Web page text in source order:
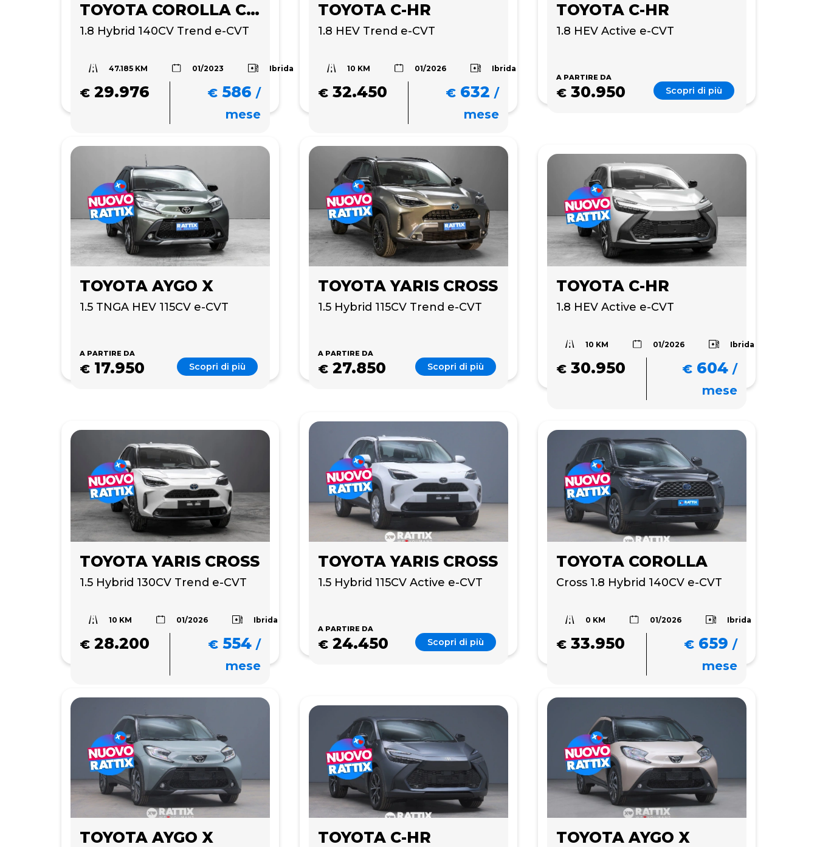
TOYOTA COROLLA CROSS
1.8 Hybrid 140CV Trend e-CVT
47.185 KM 01/2023 Ibrida
€ 29.976 € 586 /
mese
TOYOTA C-HR
1.8 HEV Trend e-CVT
10 KM 01/2026 Ibrida
€ 32.450 € 632 /
mese
TOYOTA C-HR
1.8 HEV Active e-CVT
A PARTIRE DA
€ 30.950 Scopri di più
TOYOTA AYGO X
1.5 TNGA HEV 115CV e-CVT
A PARTIRE DA
€ 17.950 Scopri di più
TOYOTA YARIS CROSS
1.5 Hybrid 115CV Trend e-CVT
A PARTIRE DA
€ 27.850 Scopri di più
TOYOTA C-HR
1.8 HEV Active e-CVT
10 KM 01/2026 Ibrida
€ 30.950 € 604 /
mese
TOYOTA YARIS CROSS
1.5 Hybrid 130CV Trend e-CVT
10 KM 01/2026 Ibrida
€ 28.200 € 554 /
mese
TOYOTA YARIS CROSS
1.5 Hybrid 115CV Active e-CVT
A PARTIRE DA
€ 24.450 Scopri di più
TOYOTA COROLLA
Cross 1.8 Hybrid 140CV e-CVT
0 KM 01/2026 Ibrida
€ 33.950 € 659 /
mese
TOYOTA AYGO X TOYOTA C-HR TOYOTA AYGO X